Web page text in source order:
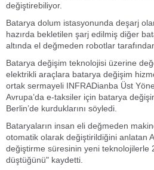
değiştirebiliyor.
Batarya dolum istasyonunda deşarj
hazırda bekletilen şarj edilmiş diğer
altında el değmeden robotlar
Batarya değişim teknolojisi üzerine
elektrikli araçlara batarya değişim
ortak sermayeli INFRADianba Üst
Avrupa’da e-taksiler için batarya
Berlin’de kurduklarını söyledi.
Bataryaların insan eli değmeden
otomatik olarak değiştirildiğini anlatan
değiştirme süresinin yeni teknolojilerle
düştüğünü" kaydetti.